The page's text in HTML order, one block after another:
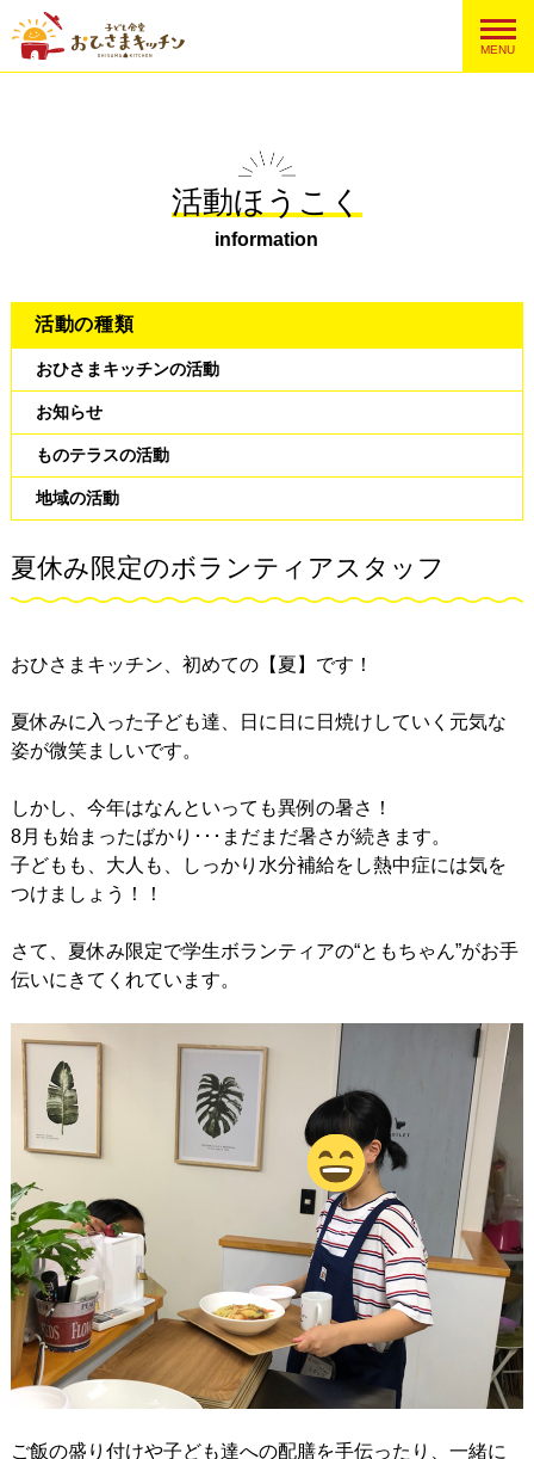
MENU
活動ほうこく
information
活動の種類
おひさまキッチンの活動
お知らせ
ものテラスの活動
地域の活動
夏休み限定のボランティアスタッフ
おひさまキッチン、初めての【夏】です！
夏休みに入った子ども達、日に日に日焼けしていく元気な
姿が微笑ましいです。
しかし、今年はなんといっても異例の暑さ！
8月も始まったばかり･･･まだまだ暑さが続きます。
子どもも、大人も、しっかり水分補給をし熱中症には気を
つけましょう！！
さて、夏休み限定で学生ボランティアの“ともちゃん”がお手
伝いにきてくれています。
ご飯の盛り付けや子ども達への配膳を手伝ったり、一緒に